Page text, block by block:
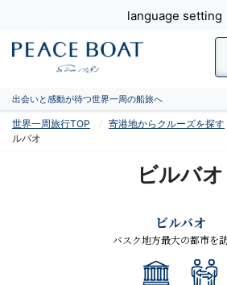
language setting
出会いと感動が待つ世界一周の船旅へ
世界一周旅行TOP 寄港地からクルーズを探す
ルバオ
ビルバオ
ビルバオ
バスク地方最大の都市を